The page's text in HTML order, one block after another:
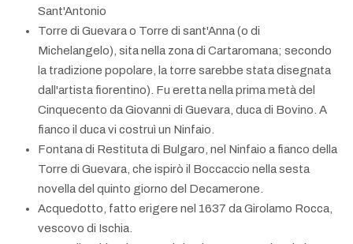
Sant'Antonio
Torre di Guevara o Torre di sant'Anna (o di
Michelangelo), sita nella zona di Cartaromana; secondo
la tradizione popolare, la torre sarebbe stata disegnata
dall'artista fiorentino). Fu eretta nella prima metà del
Cinquecento da Giovanni di Guevara, duca di Bovino. A
fianco il duca vi costruì un Ninfaio.
Fontana di Restituta di Bulgaro, nel Ninfaio a fianco della
Torre di Guevara, che ispirò il Boccaccio nella sesta
novella del quinto giorno del Decamerone.
Acquedotto, fatto erigere nel 1637 da Girolamo Rocca,
vescovo di Ischia.